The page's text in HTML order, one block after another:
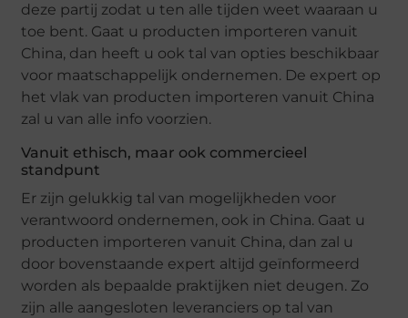
deze partij zodat u ten alle tijden weet waaraan u
toe bent. Gaat u producten importeren vanuit
China, dan heeft u ook tal van opties beschikbaar
voor maatschappelijk ondernemen. De expert op
het vlak van producten importeren vanuit China
zal u van alle info voorzien.
Vanuit ethisch, maar ook commercieel
standpunt
Er zijn gelukkig tal van mogelijkheden voor
verantwoord ondernemen, ook in China. Gaat u
producten importeren vanuit China, dan zal u
door bovenstaande expert altijd geïnformeerd
worden als bepaalde praktijken niet deugen. Zo
zijn alle aangesloten leveranciers op tal van